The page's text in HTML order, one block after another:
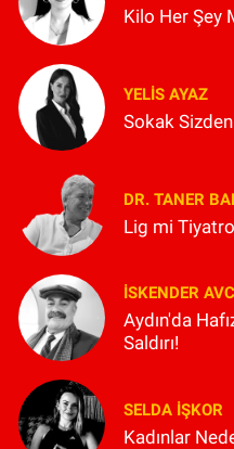
Kilo Her Şey
YELIS AYAZ
Sokak
DR. TANER
Lig mi
İSKENDER
Aydın'da
Saldırı!
SELDA İŞKOR
Kadınlar